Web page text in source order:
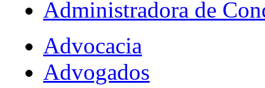
Administradora de
Advocacia
Advogados